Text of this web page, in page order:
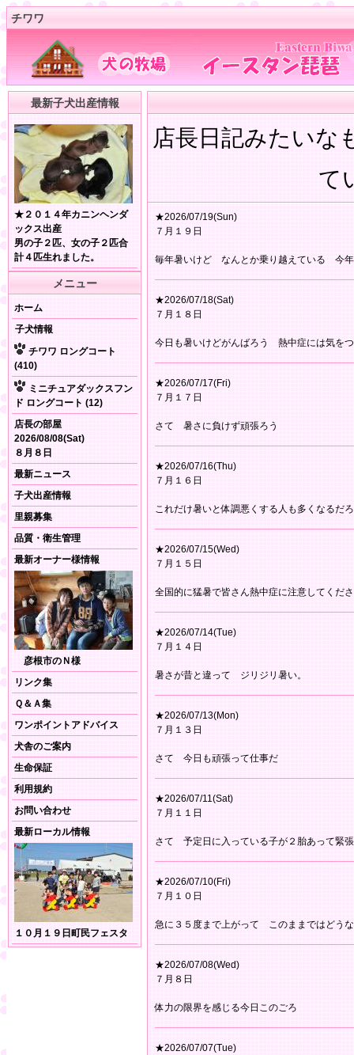
チワワ
最新子犬出産情報
★２０１４年カニンヘンダ
ックス出産
男の子２匹、女の子２匹合
計４匹生れました。
メニュー
ホーム
子犬情報
チワワ ロングコート
(410)
ミニチュアダックスフン
ド ロングコート (12)
店長の部屋
2026/08/08(Sat)
８月８日
最新ニュース
子犬出産情報
里親募集
品質・衛生管理
最新オーナー様情報
彦根市のＮ様
リンク集
Ｑ＆Ａ集
ワンポイントアドバイス
犬舎のご案内
生命保証
利用規約
お問い合わせ
最新ローカル情報
１０月１９日町民フェスタ
店長日記みたいな
て
★2026/07/19(Sun)
７月１９日
毎年暑いけど なんとか乗り越えている 今
★2026/07/18(Sat)
７月１８日
今日も暑いけどがんばろう 熱中症には気を
★2026/07/17(Fri)
７月１７日
さて 暑さに負けず頑張ろう
★2026/07/16(Thu)
７月１６日
これだけ暑いと体調悪くする人も多くなるだ
★2026/07/15(Wed)
７月１５日
全国的に猛暑で皆さん熱中症に注意してくだ
★2026/07/14(Tue)
７月１４日
暑さが昔と違って ジリジリ暑い。
★2026/07/13(Mon)
７月１３日
さて 今日も頑張って仕事だ
★2026/07/11(Sat)
７月１１日
さて 予定日に入っている子が２胎あって緊
★2026/07/10(Fri)
７月１０日
急に３５度まで上がって このままではどう
★2026/07/08(Wed)
７月８日
体力の限界を感じる今日このごろ
★2026/07/07(Tue)